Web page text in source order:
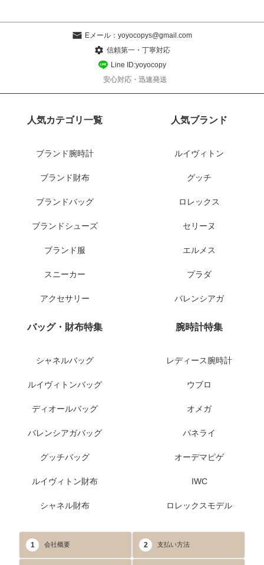
Eメール： yoyocopys@gmail.com
信頼第一・丁寧対応
Line ID:yoyocopy
安心対応・迅速発送
人気カテゴリ一覧
ブランド腕時計
ブランド財布
ブランドバッグ
ブランドシューズ
ブランド服
スニーカー
アクセサリー
人気ブランド
ルイヴィトン
グッチ
ロレックス
セリーヌ
エルメス
プラダ
バレンシアガ
バッグ・財布特集
シャネルバッグ
ルイヴィトンバッグ
ディオールバッグ
バレンシアガバッグ
グッチバッグ
ルイヴィトン財布
シャネル財布
腕時計特集
レディース腕時計
ウブロ
オメガ
パネライ
オーデマピゲ
IWC
ロレックスモデル
1 会社概要 2 支払い方法